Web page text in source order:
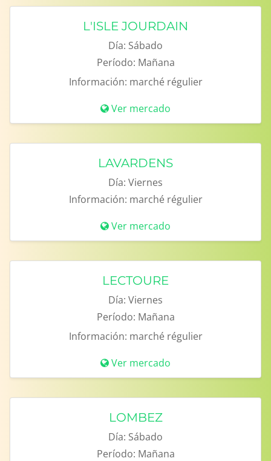
L'ISLE JOURDAIN
Día: Sábado
Período: Mañana
Información: marché régulier
Ver mercado
LAVARDENS
Día: Viernes
Información: marché régulier
Ver mercado
LECTOURE
Día: Viernes
Período: Mañana
Información: marché régulier
Ver mercado
LOMBEZ
Día: Sábado
Período: Mañana